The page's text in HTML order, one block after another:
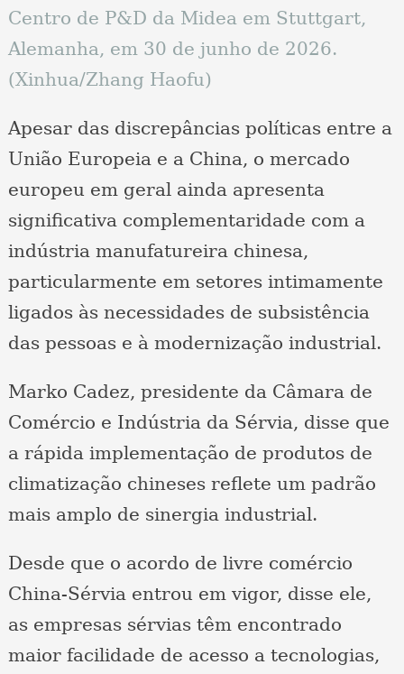
Centro de P&D da Midea em Stuttgart,
Alemanha, em 30 de junho de 2026.
(Xinhua/Zhang Haofu)
Apesar das discrepâncias políticas entre a
União Europeia e a China, o mercado
europeu em geral ainda apresenta
significativa complementaridade com a
indústria manufatureira chinesa,
particularmente em setores intimamente
ligados às necessidades de subsistência
das pessoas e à modernização industrial.
Marko Cadez, presidente da Câmara de
Comércio e Indústria da Sérvia, disse que
a rápida implementação de produtos de
climatização chineses reflete um padrão
mais amplo de sinergia industrial.
Desde que o acordo de livre comércio
China-Sérvia entrou em vigor, disse ele,
as empresas sérvias têm encontrado
maior facilidade de acesso a tecnologias,